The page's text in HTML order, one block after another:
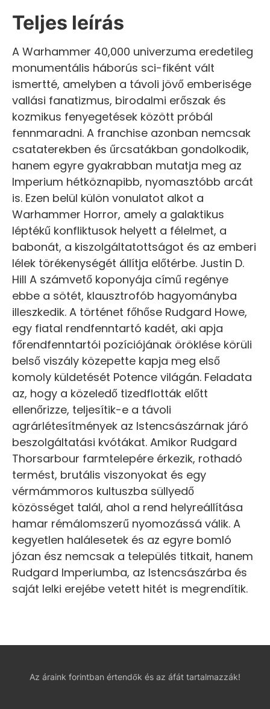
Teljes leírás
A Warhammer 40,000 univerzuma eredetileg
monumentális háborús sci-fiként vált
ismertté, amelyben a távoli jövő emberisége
vallási fanatizmus, birodalmi erőszak és
kozmikus fenyegetések között próbál
fennmaradni. A franchise azonban nemcsak
csataterekben és űrcsatákban gondolkodik,
hanem egyre gyakrabban mutatja meg az
Imperium hétköznapibb, nyomasztóbb arcát
is. Ezen belül külön vonulatot alkot a
Warhammer Horror, amely a galaktikus
léptékű konfliktusok helyett a félelmet, a
babonát, a kiszolgáltatottságot és az emberi
lélek törékenységét állítja előtérbe. Justin D.
Hill A számvető koponyája című regénye
ebbe a sötét, klausztrofób hagyományba
illeszkedik. A történet főhőse Rudgard Howe,
egy fiatal rendfenntartó kadét, aki apja
főrendfenntartói pozíciójának öröklése körüli
belső viszály közepette kapja meg első
komoly küldetését Potence világán. Feladata
az, hogy a közeledő tizedflották előtt
ellenőrizze, teljesítik-e a távoli
agrárlétesítmények az Istencsászárnak járó
beszolgáltatási kvótákat. Amikor Rudgard
Thorsarbour farmtelepére érkezik, rothadó
termést, brutális viszonyokat és egy
vérmámmoros kultuszba süllyedő
közösséget talál, ahol a rend helyreállítása
hamar rémálomszerű nyomozássá válik. A
kegyetlen halálesetek és az egyre bomló
józan ész nemcsak a település titkait, hanem
Rudgard Imperiumba, az Istencsászárba és
saját lelki erejébe vetett hitét is megrendítik.
Az áraink forintban értendők és az áfát tartalmazzák!